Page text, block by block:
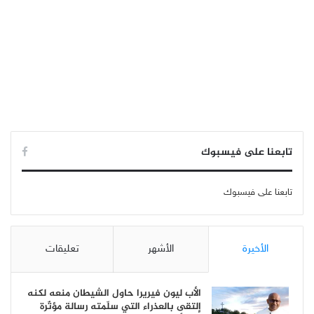
تابعنا على فيسبوك
تابعنا على فيسبوك
الأخيرة الأشهر تعليقات
الأب ليون فيريرا حاول الشيطان منعه لكنه
إلتقى بالعذراء التي سلّمته رسالة مؤثّرة